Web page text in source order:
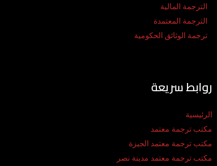
الترجمة المالية
الترجمة المعتمدة
ترجمة الوثائق الحكومية
روابط سريعة
الرئيسية
مكتب ترجمة معتمد
مكتب ترجمة معتمد الجيزة
مكتب ترجمة معتمد مدينة نصر